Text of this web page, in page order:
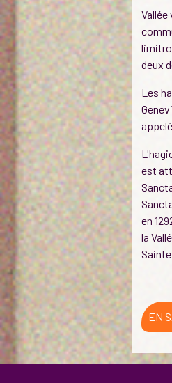
Vallée
deux
Les
est
en
la
Sainte
EN